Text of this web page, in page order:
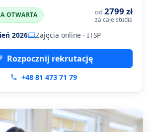
OTWARTA od 2799 zł
za całe studia
2026 Zajęcia online · ITSP
Rozpocznij rekrutację
+48 81 473 71 79